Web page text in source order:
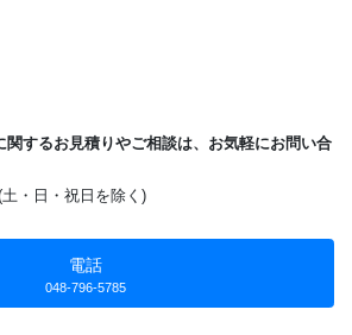
関するお見積りやご相談は、お気軽にお問い合
・日・祝日を除く)
電話
048-796-5785